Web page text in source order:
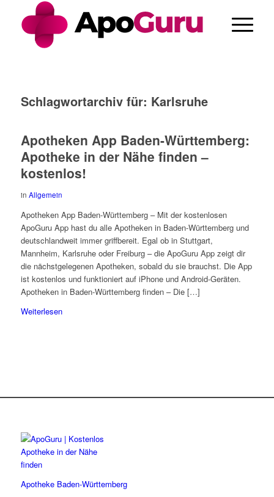
Schlagwortarchiv für: Karlsruhe
Apotheken App Baden-Württemberg:
Apotheke in der Nähe finden –
kostenlos!
in Allgemein
Apotheken App Baden-Württemberg – Mit der kostenlosen
ApoGuru App hast du alle Apotheken in Baden-Württemberg und
deutschlandweit immer griffbereit. Egal ob in Stuttgart,
Mannheim, Karlsruhe oder Freiburg – die ApoGuru App zeigt dir
die nächstgelegenen Apotheken, sobald du sie brauchst. Die App
ist kostenlos und funktioniert auf iPhone und Android-Geräten.
Apotheken in Baden-Württemberg finden – Die […]
Weiterlesen
Apotheke Baden-Württemberg
Cannabis Rezept & Blüten CannaZen.de